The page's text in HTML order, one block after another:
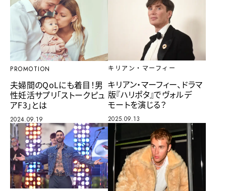
PROMOTION
夫婦間のQoLにも着目！男
性妊活サプリ「ストークピュ
アF3」とは
2024.09.19
キリアン・マーフィー
キリアン・マーフィー、ドラマ
版『ハリポタ』でヴォルデ
モートを演じる？
2025.09.13